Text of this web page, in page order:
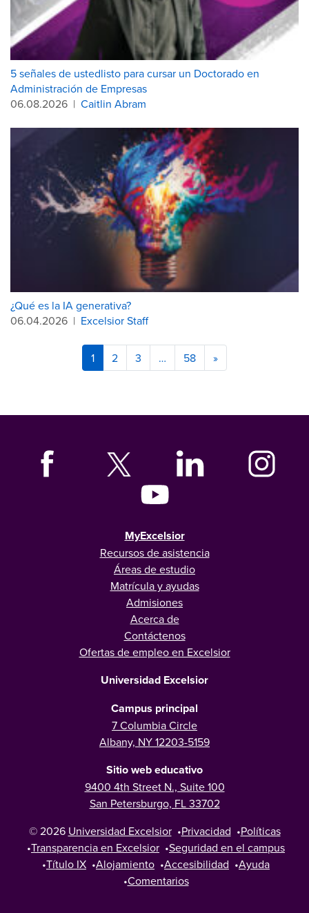
5 señales de ustedlisto para cursar un Doctorado en
Administración de Empresas
06.08.2026 | Caitlin Abram
¿Qué es la IA generativa?
06.04.2026 | Excelsior Staff
1 2 3 … 58 »
MyExcelsior
Recursos de asistencia
Áreas de estudio
Matrícula y ayudas
Admisiones
Acerca de
Contáctenos
Ofertas de empleo en Excelsior
Universidad Excelsior
Campus principal
7 Columbia Circle
Albany, NY 12203-5159
Sitio web educativo
9400 4th Street N., Suite 100
San Petersburgo, FL 33702
© 2026 Universidad Excelsior •Privacidad •Políticas
•Transparencia en Excelsior •Seguridad en el campus
•Título IX •Alojamiento •Accesibilidad •Ayuda
•Comentarios